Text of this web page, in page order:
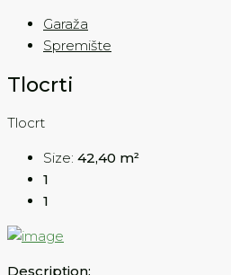
Garaža
Spremište
Tlocrti
Tlocrt
Size: 42,40 m²
1
1
Description: